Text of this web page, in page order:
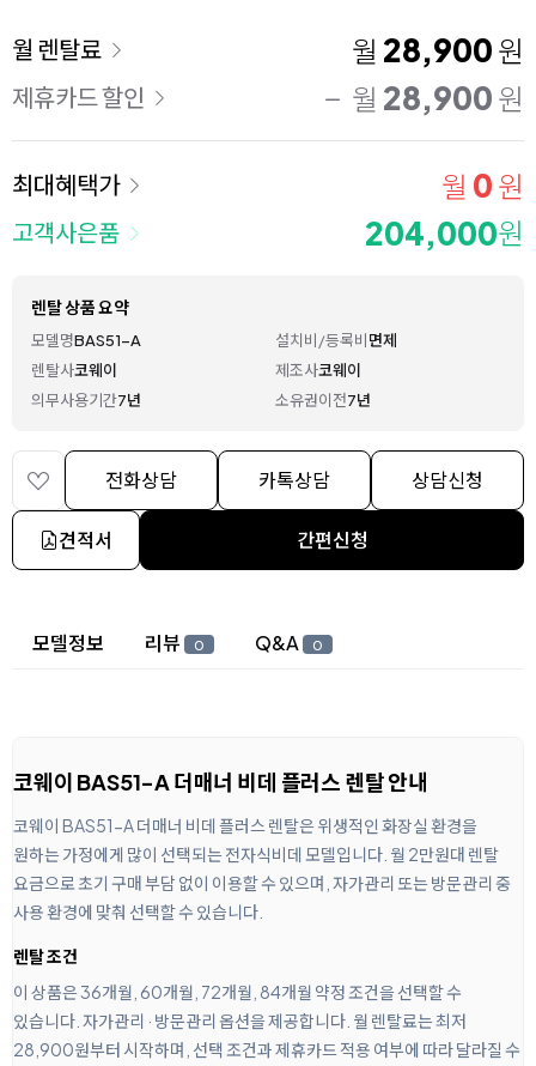
이용 요금
월 렌탈료 월 28,900 원
제휴카드 할인 월 28,900 원
최대혜택가 월 0 원
고객사은품 204,000원
렌탈 상품 요약
모델명BAS51-A 설치비/등록비면제
렌탈사코웨이 제조사코웨이
의무사용기간7년 소유권이전7년
전화상담 카톡상담 상담신청
견적서 간편신청
상세 정보
모델정보 리뷰 0 Q&A 0
코웨이 BAS51-A 더매너 비데 플러스 렌탈 안내
코웨이 BAS51-A 더매너 비데 플러스 렌탈은 위생적인 화장실 환경을
원하는 가정에게 많이 선택되는 전자식비데 모델입니다. 월 2만원대 렌탈
요금으로 초기 구매 부담 없이 이용할 수 있으며, 자가관리 또는 방문관리 중
사용 환경에 맞춰 선택할 수 있습니다.
렌탈 조건
이 상품은 36개월, 60개월, 72개월, 84개월 약정 조건을 선택할 수
있습니다. 자가관리 · 방문관리 옵션을 제공합니다. 월 렌탈료는 최저
28,900원부터 시작하며, 선택 조건과 제휴카드 적용 여부에 따라 달라질 수